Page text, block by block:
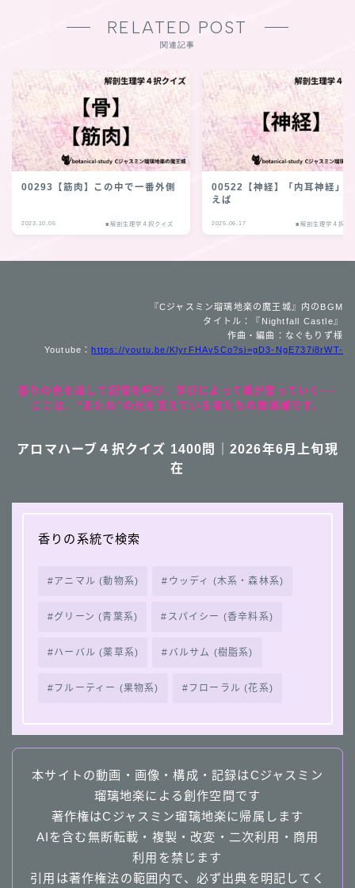
RELATED POST
関連記事
00293【筋肉】この中で一番外側
2023.10.05 ■解剖生理学４択クイズ
00522【神経】「内耳神経」
えば
2025.06.17 ■解剖生理学４択ク
『Cジャスミン瑠璃地楽の魔王城』内のBGM
タイトル：『Nightfall Castle』
作曲・編曲：なぐもりず様
Youtube：https://youtu.be/KlyrFHAv5Co?si=gD3-NgE737i8rWT-
香りの色を通して記憶を呼び、学びによって魂が整っていく──
ここは、“またね”の光を覚えている者たちの魔導城です。
アロマハーブ４択クイズ 1400問｜2026年6月上旬現
在
香りの系統で検索
アニマル (動物系) ウッディ (木系・森林系)
グリーン (青葉系) スパイシー (香辛料系)
ハーバル (薬草系) バルサム (樹脂系)
フルーティー (果物系) フローラル (花系)
本サイトの動画・画像・構成・記録はCジャスミン
瑠璃地楽による創作空間です
著作権はCジャスミン瑠璃地楽に帰属します
AIを含む無断転載・複製・改変・二次利用・商用
利用を禁じます
引用は著作権法の範囲内で、必ず出典を明記してく